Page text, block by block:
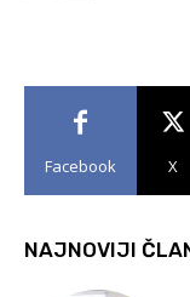
Facebook X
NAJNOVIJI